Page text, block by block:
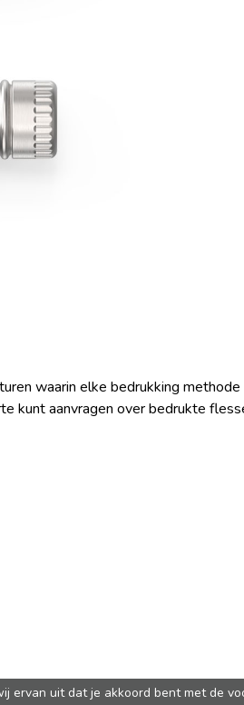
waarin elke bedrukking
kunt aanvragen over bedrukte
ervan uit dat je akkoord bent met de